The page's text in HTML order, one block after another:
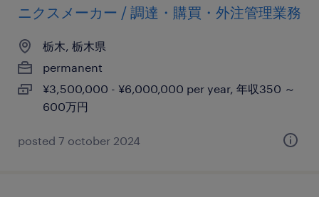
ニクスメーカー / 調達・購買・外注管理業務
栃木, 栃木県
permanent
¥3,500,000 - ¥6,000,000 per year, 年収350 ～
600万円
posted 7 october 2024